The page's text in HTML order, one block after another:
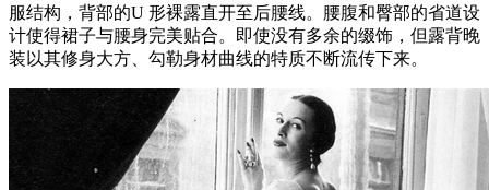
服结构，背部的U 形裸露直开至后腰线。腰腹和臀部的省道设
计使得裙子与腰身完美贴合。即使没有多余的缀饰，但露背晚
装以其修身大方、勾勒身材曲线的特质不断流传下来。